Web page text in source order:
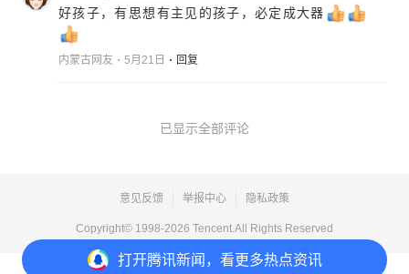
打开腾讯新闻，看更多热点资讯
好孩子，有思想有主见的孩子，必定成大器
内蒙古网友 5月21日 回复
已显示全部评论
意见反馈 举报中心 隐私政策
Copyright© 1998-2026 Tencent.All Rights Reserved